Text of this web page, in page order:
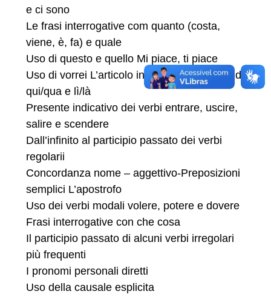
e ci sono
Le frasi interrogative com quanto (costa,
viene, è, fa) e quale
Uso di questo e quello Mi piace, ti piace
Uso di vorrei L’articolo indeterminativo Uso di
qui/qua e lì/là
Presente indicativo dei verbi entrare, uscire,
salire e scendere
Dall’infinito al participio passato dei verbi
regolarii
Concordanza nome – aggettivo-Preposizioni
semplici L’apostrofo
Uso dei verbi modali volere, potere e dovere
Frasi interrogative con che cosa
Il participio passato di alcuni verbi irregolari
più frequenti
I pronomi personali diretti
Uso della causale esplicita